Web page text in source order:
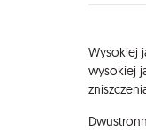
Opis
Wysokiej
wysokiej